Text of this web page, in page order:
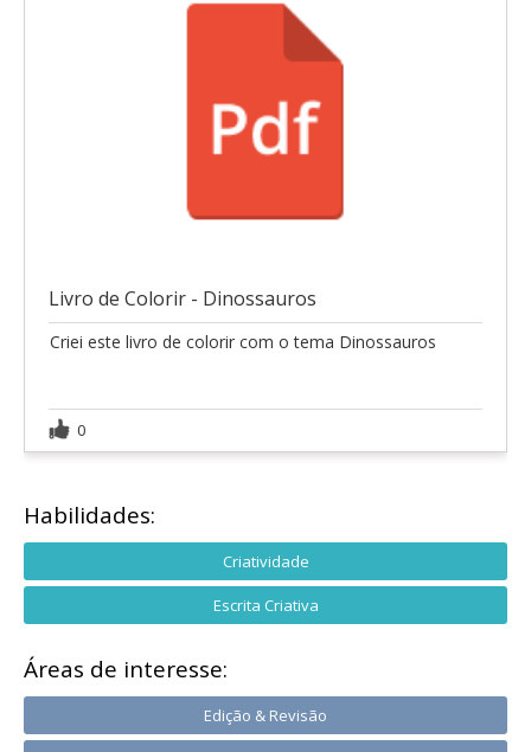
Livro de Colorir - Dinossauros
Criei este livro de colorir com o tema Dinossauros
0
Habilidades:
Criatividade
Escrita Criativa
Áreas de interesse:
Edição & Revisão